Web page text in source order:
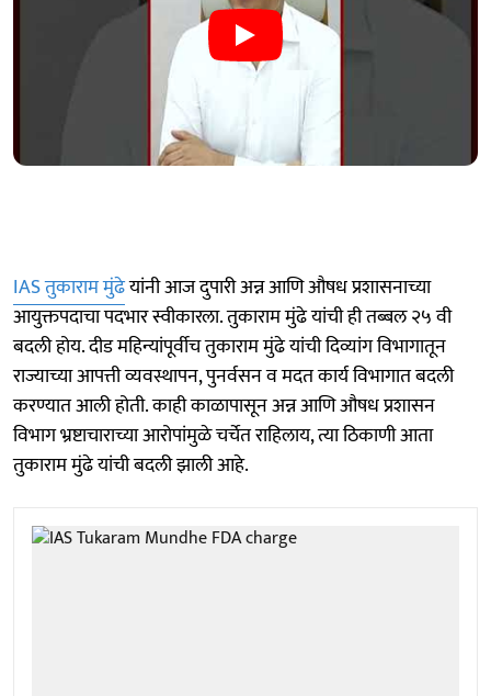
IAS तुकाराम मुंढेयांनी आज दुपारी अन्न आणि औषध प्रशासनाच्या
आयुक्तपदाचा पदभार स्वीकारला. तुकाराम मुंढे यांची ही तब्बल २५ वी
बदली होय. दीड महिन्यांपूर्वीच तुकाराम मुंढे यांची दिव्यांग विभागातून
राज्याच्या आपत्ती व्यवस्थापन, पुनर्वसन व मदत कार्य विभागात बदली
करण्यात आली होती. काही काळापासून अन्न आणि औषध प्रशासन
विभाग भ्रष्टाचाराच्या आरोपांमुळे चर्चेत राहिलाय, त्या ठिकाणी आता
तुकाराम मुंढे यांची बदली झाली आहे.